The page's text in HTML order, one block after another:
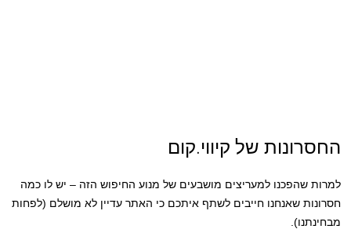
החסרונות של קיווי.קום
למרות שהפכנו למעריצים מושבעים של מנוע החיפוש הזה – יש לו כמה
חסרונות שאנחנו חייבים לשתף איתכם כי האתר עדיין לא מושלם (לפחות
מבחינתנו).